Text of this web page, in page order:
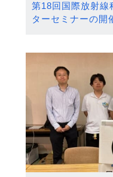
第18回国際放射線
ターセミナーの開